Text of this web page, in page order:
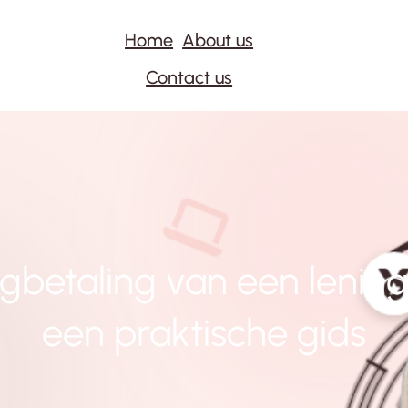
Home About us
Contact us
van een
een praktische gids